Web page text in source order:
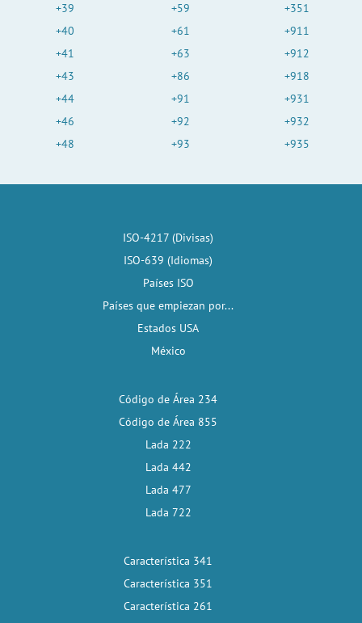
+39
+40
+41
+43
+44
+46
+48
+59
+61
+63
+86
+91
+92
+93
+351
+911
+912
+918
+931
+932
+935
ISO-4217 (Divisas)
ISO-639 (Idiomas)
Países ISO
Países que empiezan por...
Estados USA
México
Código de Área 234
Código de Área 855
Lada 222
Lada 442
Lada 477
Lada 722
Característica 341
Característica 351
Característica 261